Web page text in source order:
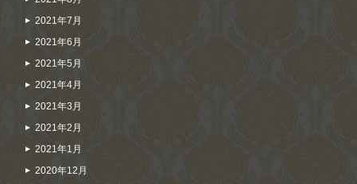
2021年7月
2021年6月
2021年5月
2021年4月
2021年3月
2021年2月
2021年1月
2020年12月